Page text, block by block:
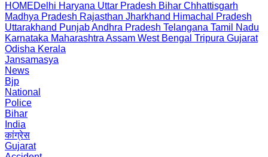
HOMEDelhi Haryana Uttar Pradesh Bihar Chhattisgarh
Madhya Pradesh Rajasthan Jharkhand Himachal Pradesh
Uttarakhand PunjabAndhra Pradesh Telangana Tamil Nadu
Karnataka Maharashtra Assam West Bengal Tripura Gujarat
Odisha Kerala
Jansamasya
News
Bjp
National
Police
Bihar
India
कांग्रेस
Gujarat